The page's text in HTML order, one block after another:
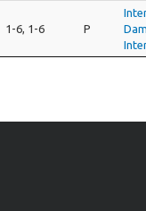
1-6, 1-6 P